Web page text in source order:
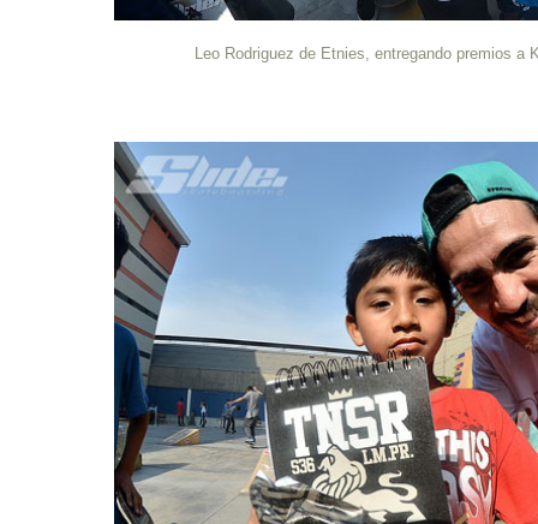
Leo Rodriguez de Etnies, entregando premios a